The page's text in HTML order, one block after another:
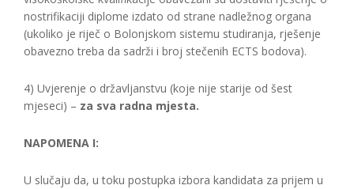
nostrifikaciji diplome izdato od strane nadležnog organa
(ukoliko je riječ o Bolonjskom sistemu studiranja, rješenje
obavezno treba da sadrži i broj stečenih ECTS bodova).
4) Uvjerenje o državljanstvu (koje nije starije od šest
mjeseci) – za sva radna mjesta.
NAPOMENA I:
U slučaju da, u toku postupka izbora kandidata za prijem u